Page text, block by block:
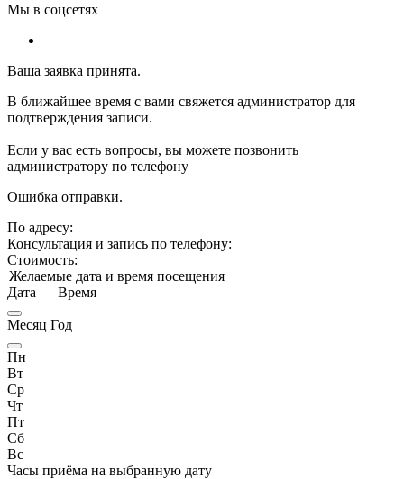
Мы в соцсетях
Ваша заявка принята.
В ближайшее время с вами свяжется администратор для
подтверждения записи.
Если у вас есть вопросы, вы можете позвонить
администратору по телефону
Ошибка отправки.
По адресу:
Консультация и запись по телефону:
Стоимость:
Желаемые дата и время посещения
Дата — Время
Месяц Год
Пн
Вт
Ср
Чт
Пт
Сб
Вс
Часы приёма на выбранную дату